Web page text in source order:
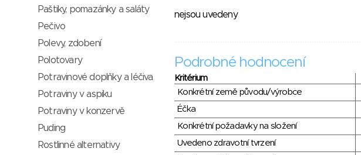
nejsou uvedeny
Podrobné hodnocení
Kritérium
Konkrétní země původu/výrobce
Éčka
Konkrétní požadavky na složení
Uvedeno zdravotní tvrzení
Paštiky, pomazánky a saláty
Pečivo
Polevy, zdobení
Polotovary
Potravinové doplňky a léčiva
Potraviny v aspiku
Potraviny v konzervě
Puding
Rostlinné alternativy